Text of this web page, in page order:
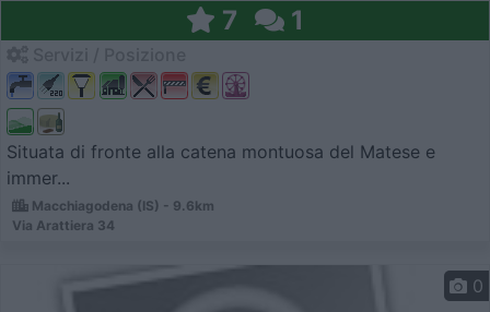
7 1
Situata di fronte alla catena montuosa del Matese e
immer...
Macchiagodena (IS) - 9.6km
Via Arattiera 34
0